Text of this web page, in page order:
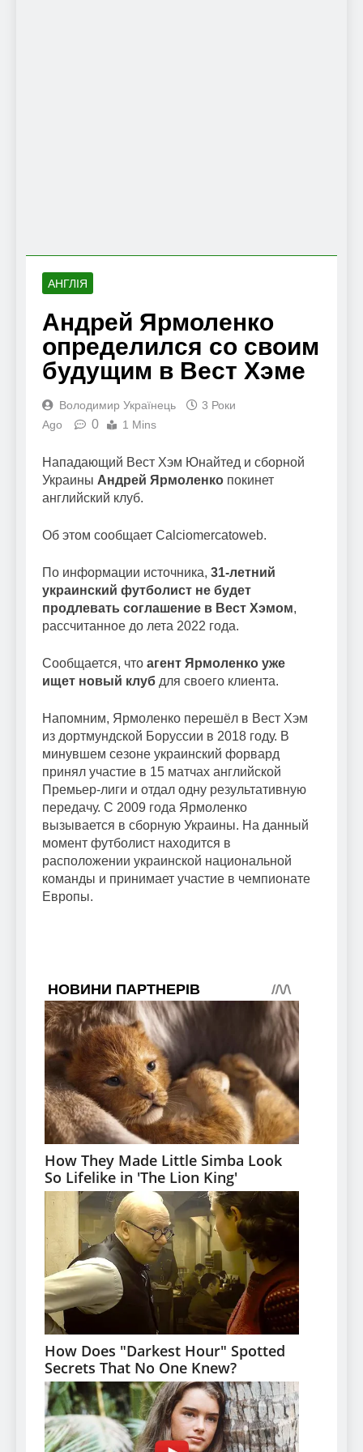
АНГЛІЯ
Андрей Ярмоленко
определился со своим
будущим в Вест Хэме
Володимир Українець
3 Роки
Ago
0 1 Mins
Нападающий Вест Хэм Юнайтед и сборной
Украины Андрей Ярмоленко покинет
английский клуб.
Об этом сообщает Calciomercatoweb.
По информации источника, 31-летний
украинский футболист не будет
продлевать соглашение в Вест Хэмом,
рассчитанное до лета 2022 года.
Сообщается, что агент Ярмоленко уже
ищет новый клуб для своего клиента.
Напомним, Ярмоленко перешёл в Вест Хэм
из дортмундской Боруссии в 2018 году. В
минувшем сезоне украинский форвард
принял участие в 15 матчах английской
Премьер-лиги и отдал одну результативную
передачу. С 2009 года Ярмоленко
вызывается в сборную Украины. На данный
момент футболист находится в
расположении украинской национальной
команды и принимает участие в чемпионате
Европы.